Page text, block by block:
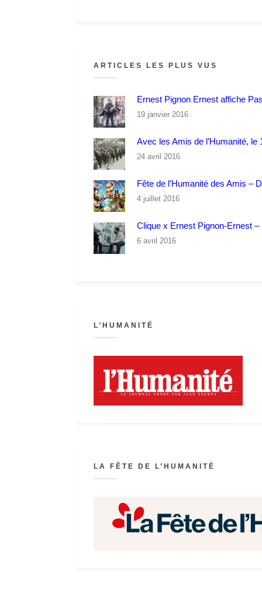
ARTICLES LES PLUS VUS
Ernest Pignon Ernest affiche
19 janvier 2016
Avec les Amis de l’Humanité, le
24 avril 2016
Fête de l’Humanité des Amis –
4 juillet 2016
Clique x Ernest Pignon-Ernest
6 avril 2016
L’HUMANITÉ
LA FÊTE DE L’HUMANITÉ